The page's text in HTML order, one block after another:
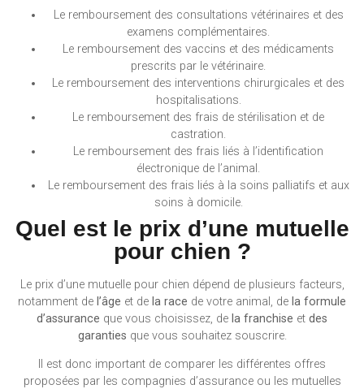
Le remboursement des consultations vétérinaires et des
examens complémentaires.
Le remboursement des vaccins et des médicaments
prescrits par le vétérinaire.
Le remboursement des interventions chirurgicales et des
hospitalisations.
Le remboursement des frais de stérilisation et de
castration.
Le remboursement des frais liés à l’identification
électronique de l’animal.
Le remboursement des frais liés à la soins palliatifs et aux
soins à domicile.
Quel est le prix d’une mutuelle
pour chien ?
Le prix d’une mutuelle pour chien dépend de plusieurs facteurs,
notamment de l’âge et de la race de votre animal, de la formule
d’assurance que vous choisissez, de la franchise et des
garanties que vous souhaitez souscrire.
Il est donc important de comparer les différentes offres
proposées par les compagnies d’assurance ou les mutuelles